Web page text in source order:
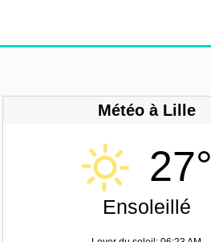
Météo à Lille
27°
Ensoleillé